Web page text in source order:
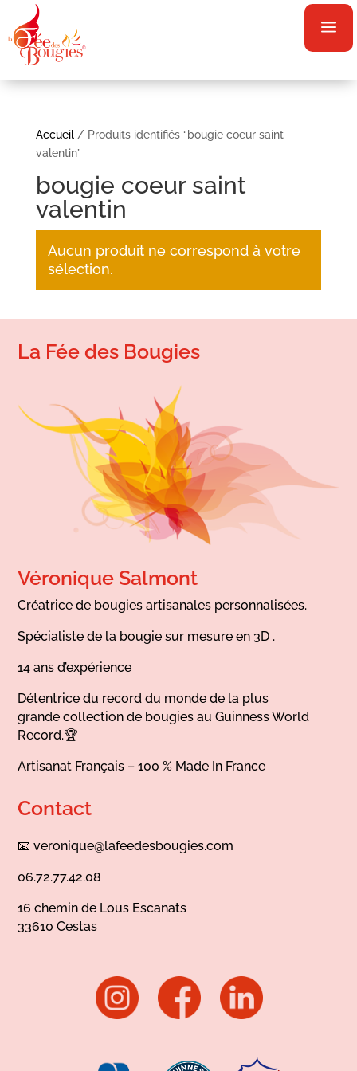
a
Accueil/ Produits identifiés “bougie coeur saint
valentin”
bougie coeur saint
valentin
Aucun produit ne correspond à votre
sélection.
La Fée des Bougies
Véronique Salmont
Créatrice de bougies artisanales personnalisées.
Spécialiste de la bougie sur mesure en 3D .
14 ans d’expérience
Détentrice du record du monde de la plus
grande collection de bougies au Guinness World
Record.🏆
Artisanat Français – 100 % Made In France
Contact
📧veronique@lafeedesbougies.com
06.72.77.42.08
16 chemin de Lous Escanats
33610 Cestas